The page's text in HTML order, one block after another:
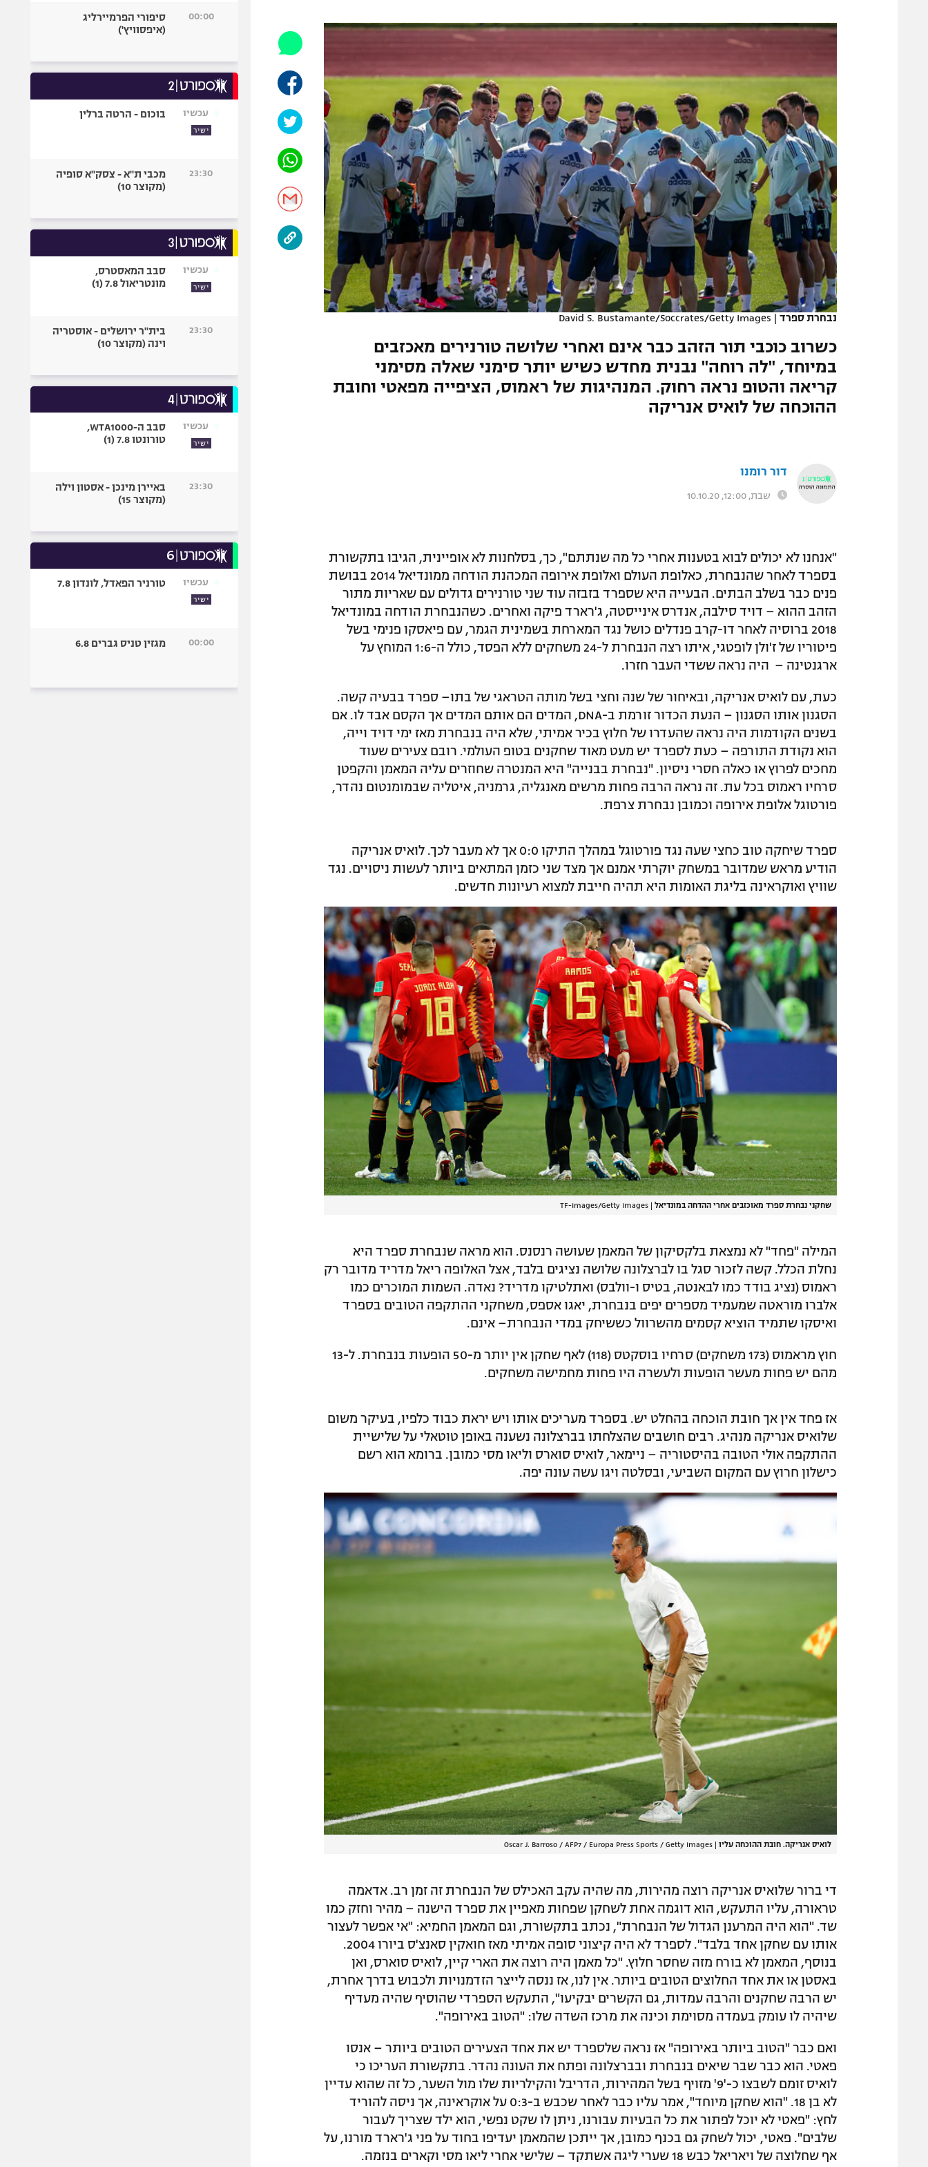
תקנון משתתפים וזוכים בפרסים
תקנון עבור פעילות אלקטרה
תקנון עבור פעילות ספורט 1 – "מרלן"
גיימינג E-Sports
תנאי שימוש
מדיניות פרטיות
תקנון פעילות ספורט 1
רשיון להקרנה פומבית לבית עסק
הצטרפות לחבילת הערוצים
לוח דרושים – ג'ובנט
תגיות
המגזין
הפועל תל אביב
הפועל באר שבע
בני יהודה
ליגה סינית
ליגה ברזילאית
ליגות נוספות
אופניים
כדורמים
פוטבול אמריקאי NFL
גיימינג E-Sports
נבחרת ספרד |
David S. Bustamante/Soccrates/Getty Images
כשרוב כוכבי תור הזהב כבר אינם ואחרי שלושה טורנירים מאכזבים
במיוחד, "לה רוחה" נבנית מחדש כשיש יותר סימני שאלה מסימני
קריאה והטופ נראה רחוק. המנהיגות של ראמוס, הציפייה מפאטי וחובת
ההוכחה של לואיס אנריקה
דור רומנו
שבת, 12:00, 10.10.20
"אנחנו לא יכולים לבוא בטענות אחרי כל מה שנתתם", כך, בסלחנות לא אופיינית, הגיבו בתקשורת
בספרד לאחר שהנבחרת, כאלופת העולם ואלופת אירופה המכהנת הודחה ממונדיאל 2014 בבושת
פנים כבר בשלב הבתים. הבעייה היא שספרד בזבזה עוד שני טורנירים גדולים עם שאריות מתור
הזהב ההוא – דויד סילבה, אנדרס אינייסטה, ג'רארד פיקה ואחרים. כשהנבחרת הודחה במונדיאל
2018 ברוסיה לאחר דו-קרב פנדלים כושל נגד המארחת בשמינית הגמר, עם פיאסקו פנימי בשל
פיטוריו של ז'ולן לופטגי, איתו רצה הנבחרת ל-24 משחקים ללא הפסד, כולל ה-1:6 המוחץ על
ארגנטינה – היה נראה ששדי העבר חזרו.
כעת, עם לואיס אנריקה, ובאיחור של שנה וחצי בשל מותה הטראגי של בתו– ספרד בבעיה קשה.
הסגנון אותו הסגנון – הנעת הכדור זורמת ב-DNA, המדים הם אותם המדים אך הקסם אבד לו. אם
בשנים הקודמות היה נראה שהעדרו של חלוץ בכיר אמיתי, שלא היה בנבחרת מאז ימי דויד וייה,
הוא נקודת התורפה – כעת לספרד יש מעט מאוד שחקנים בטופ העולמי. רובם צעירים שעוד
מחכים לפרוץ או כאלה חסרי ניסיון. "נבחרת בבנייה" היא המנטרה שחוזרים עליה המאמן והקפטן
סרחיו ראמוס בכל עת. זה נראה הרבה פחות מרשים מאנגליה, גרמניה, איטליה שבמומנטום נהדר,
פורטוגל אלופת אירופה וכמובן נבחרת צרפת.
ספרד שיחקה טוב כחצי שעה נגד פורטוגל במהלך התיקו 0:0 אך לא מעבר לכך. לואיס אנריקה
הודיע מראש שמדובר במשחק יוקרתי אמנם אך מצד שני כזמן המתאים ביותר לעשות ניסויים. נגד
שוויץ ואוקראינה בליגת האומות היא תהיה חייבת למצוא רעיונות חדשים.
שחקני נבחרת ספרד מאוכזבים אחרי ההדחה במונדיאל |
TF-Images/Getty Images
המילה "פחד" לא נמצאת בלקסיקון של המאמן שעושה רנסנס. הוא מראה שנבחרת ספרד היא
נחלת הכלל. קשה לזכור סגל בו לברצלונה שלושה נציגים בלבד, אצל האלופה ריאל מדריד מדובר רק
ראמוס (נציג בודד כמו לבאנטה, בטיס ו-וולבס) ואתלטיקו מדריד? נאדה. השמות המוכרים כמו
אלברו מוראטה שמעמיד מספרים יפים בנבחרת, יאגו אספס, משחקני ההתקפה הטובים בספרד
ואיסקו שתמיד הוציא קסמים מהשרוול כששיחק במדי הנבחרת– אינם.
חוץ מראמוס (173 משחקים) סרחיו בוסקטס (118) לאף שחקן אין יותר מ-50 הופעות בנבחרת. ל-13
מהם יש פחות מעשר הופעות ולעשרה היו פחות מחמישה משחקים.
אז פחד אין אך חובת הוכחה בהחלט יש. בספרד מעריכים אותו ויש יראת כבוד כלפיו, בעיקר משום
שלואיס אנריקה מנהיג. רבים חושבים שהצלחתו בברצלונה נשענה באופן טוטאלי על שלישיית
ההתקפה אולי הטובה בהיסטוריה – ניימאר, לואיס סוארס וליאו מסי כמובן. ברומא הוא רשם
כישלון חרוץ עם המקום השביעי, ובסלטה ויגו עשה עונה יפה.
לואיס אנריקה. חובת ההוכחה עליו Oscar J. Barroso / AFP7 / Europa Press Sports / Getty Images
די ברור שלואיס אנריקה רוצה מהירות, מה שהיה עקב האכילס של הנבחרת זה זמן רב. אדאמה
טראורה, עליו התעקש, הוא דוגמה אחת לשחקן שפחות מאפיין את ספרד הישנה – מהיר וחזק כמו
שד. "הוא היה המרענן הגדול של הנבחרת", נכתב בתקשורת, וגם המאמן החמיא: "אי אפשר לעצור
אותו עם שחקן אחד בלבד". לספרד לא היה קיצוני סופה אמיתי מאז חואקין סאנצ'ס ביורו 2004.
בנוסף, המאמן לא בורח מזה שחסר חלוץ. "כל מאמן היה רוצה את הארי קיין, לואיס סוארס, ואן
באסטן או את אחד החלוצים הטובים ביותר. אין לנו, אז ננסה לייצר הזדמנויות ולכבוש בדרך אחרת,
יש הרבה שחקנים והרבה עמדות, גם הקשרים יבקיעו", התעקש הספרדי שהוסיף שהיה מעדיף
שיהיה לו עומק בעמדה מסוימת וכינה את מרכז השדה שלו: "הטוב באירופה".
ואם כבר "הטוב ביותר באירופה" אז נראה שלספרד יש את אחד הצעירים הטובים ביותר – אנסו
פאטי. הוא כבר שבר שיאים בנבחרת ובברצלונה ופתח את העונה נהדר. בתקשורת העריכו כי
לואיס זומם לשבצו כ-'9' מזויף בשל המהירות, הדריבל והקילריות שלו מול השער, כל זה שהוא עדיין
לא בן 18. "הוא שחקן מיוחד", אמר עליו כבר לאחר שכבש ב-0:3 על אוקראינה, אך ניסה להוריד
לחץ: "פאטי לא יוכל לפתור את כל הבעיות עבורנו, ניתן לו שקט נפשי, הוא ילד שצריך לעבור
שלבים". פאטי, יכול לשחק גם בכנף כמובן, אך ייתכן שהמאמן יעדיפו בחוד על פני ג'רארד מורנו, על
אף שחלוצה של ויאריאל כבש 18 שערי ליגה אשתקד – שלישי אחרי ליאו מסי וקארים בנזמה.
00:00
סיפורי הפרמיירליג
(איפסוויץ')
עכשיו
ישיר
בוכום - הרטה ברלין
23:30
מכבי ת"א - צסק"א סופיה
(מקוצר 10)
עכשיו
ישיר
סבב המאסטרס,
מונטריאול 7.8 (1)
23:30
בית"ר ירושלים - אוסטריה
וינה (מקוצר 10)
עכשיו
ישיר
סבב ה-WTA1000,
טורונטו 7.8 (1)
23:30
באיירן מינכן - אסטון וילה
(מקוצר 15)
עכשיו
ישיר
טורניר הפאדל, לונדון 7.8
00:00 מגזין טניס גברים 6.8